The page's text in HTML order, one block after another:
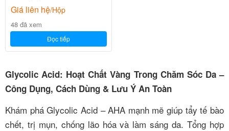
Giá liên hệ/Hộp
48 đã xem
Đọc tiếp
Glycolic Acid: Hoạt Chất Vàng Trong Chăm Sóc Da –
Công Dụng, Cách Dùng & Lưu Ý An Toàn
Khám phá Glycolic Acid – AHA mạnh mẽ giúp tẩy tế bào
chết, trị mụn, chống lão hóa và làm sáng da. Tổng hợp